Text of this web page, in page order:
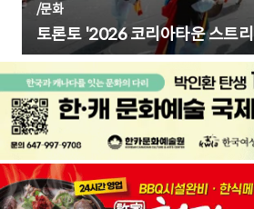
/문화
토론토 '2026 코리아타운 스트